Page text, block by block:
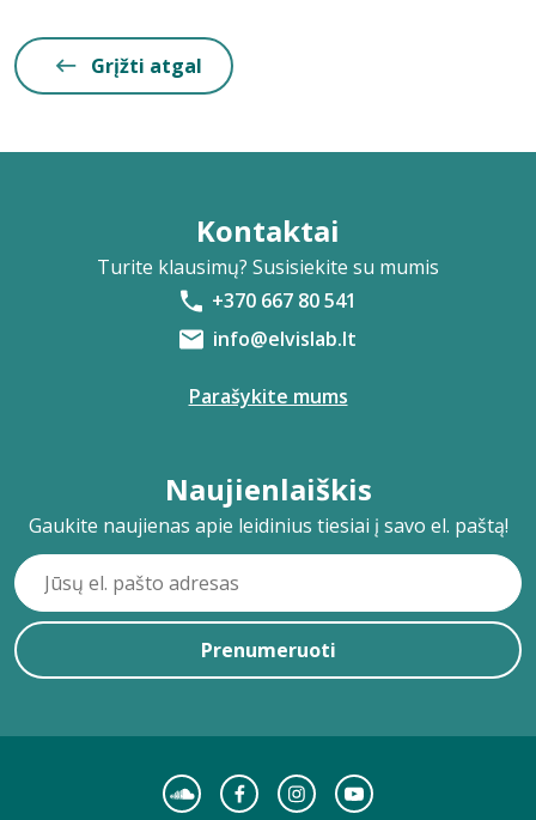
Grįžti atgal
Kontaktai
Turite klausimų? Susisiekite su mumis
+370 667 80 541
info@elvislab.lt
Parašykite mums
Naujienlaiškis
Gaukite naujienas apie leidinius tiesiai į savo el. paštą!
Prenumeruoti